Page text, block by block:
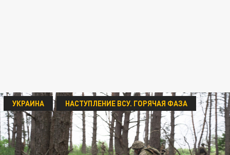
УКРАИНА НАСТУПЛЕНИЕ ВСУ. ГОРЯЧАЯ ФАЗА